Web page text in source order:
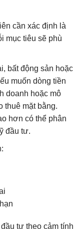
cần xác định là
mục tiêu sẽ phù
bất động sản hoặc
muốn dòng tiền
doanh hoặc mô
thuê mặt bằng.
hơn có thể phân
đầu tư.
tư theo cảm tính